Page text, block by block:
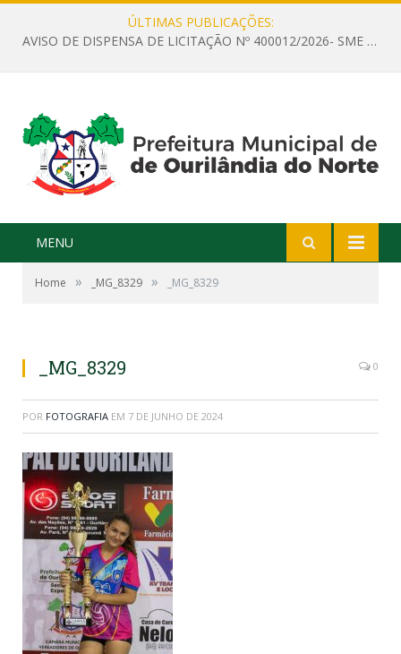
ÚLTIMAS PUBLICAÇÕES:
AVISO DE DISPENSA DE LICITAÇÃO Nº 400012/2026- SME – CONTRATAÇÃO DE EMPRESA ESPECIALIZADA PARA LOCAÇÃO DE ÔNIBUS EXECUTIVO COM CAPACIDADE DE 60 (SESSENTA) POLTRONAS, PARA TRANSPORTAR PROFESSORES RESPONSÁVEIS E ALUNOS PARA BRASÍLIA, COM SAÍDA DIA 10/08/2026 E RETORNO DIA 14/08/2026
MENU
Home » _MG_8329 » _MG_8329
_MG_8329 0
POR FOTOGRAFIA EM 7 DE JUNHO DE 2024